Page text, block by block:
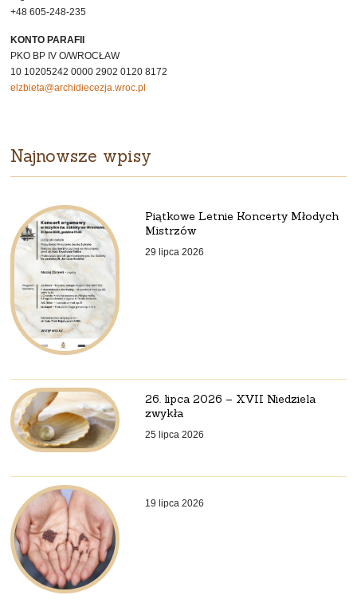
+48 605-248-235
KONTO PARAFII
PKO BP IV O/WROCŁAW
10 10205242 0000 2902 0120 8172
elzbieta@archidiecezja.wroc.pl
Najnowsze wpisy
Piątkowe Letnie Koncerty Młodych
Mistrzów
29 lipca 2026
26. lipca 2026 – XVII Niedziela
zwykła
25 lipca 2026
19 lipca 2026